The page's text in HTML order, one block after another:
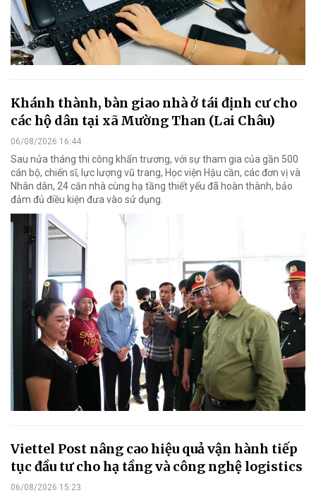
Khánh thành, bàn giao nhà ở tái định cư cho
các hộ dân tại xã Mường Than (Lai Châu)
06/08/2026 16:44
Sau nửa tháng thi công khẩn trương, với sự tham gia của gần 500
cán bộ, chiến sĩ, lực lượng vũ trang, Học viện Hậu cần, các đơn vị và
Nhân dân, 24 căn nhà cùng hạ tầng thiết yếu đã hoàn thành, bảo
đảm đủ điều kiện đưa vào sử dụng.
Viettel Post nâng cao hiệu quả vận hành tiếp
tục đầu tư cho hạ tầng và công nghệ logistics
06/08/2026 15:23